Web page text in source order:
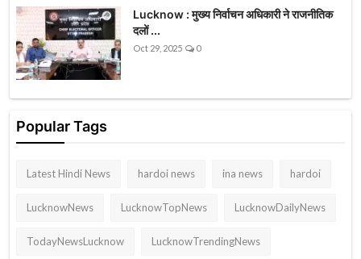
Lucknow : मुख्य निर्वाचन अधिकारी ने राजनीतिक
दलों ...
Oct 29, 2025 0
Popular Tags
Latest Hindi News hardoi news ina news hardoi
LucknowNews LucknowTopNews LucknowDailyNews
TodayNewsLucknow LucknowTrendingNews